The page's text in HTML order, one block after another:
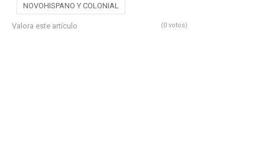
NOVOHISPANO Y COLONIAL
Valora este artículo (0 votos)